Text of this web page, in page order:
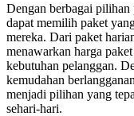
Dengan berbagai pilihan
dapat memilih paket
mereka. Dari paket
menawarkan harga
kebutuhan pelanggan.
kemudahan
menjadi pilihan yang
sehari-hari.